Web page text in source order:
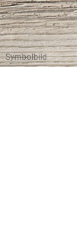
Symbolbild